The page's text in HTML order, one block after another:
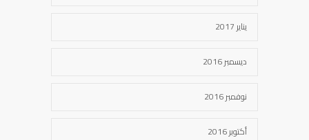
يناير 2017
ديسمبر 2016
نوفمبر 2016
أكتوبر 2016